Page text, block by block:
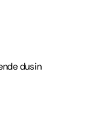
dusin